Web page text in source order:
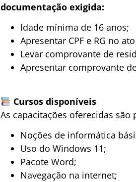
documentação exigida:
Idade mínima de 16 anos;
Apresentar CPF e RG no
Levar comprovante de
Apresentar comprovante
Cursos disponíveis
As capacitações oferecidas
Noções de informática
Uso do Windows 11;
Pacote Word;
Navegação na internet;